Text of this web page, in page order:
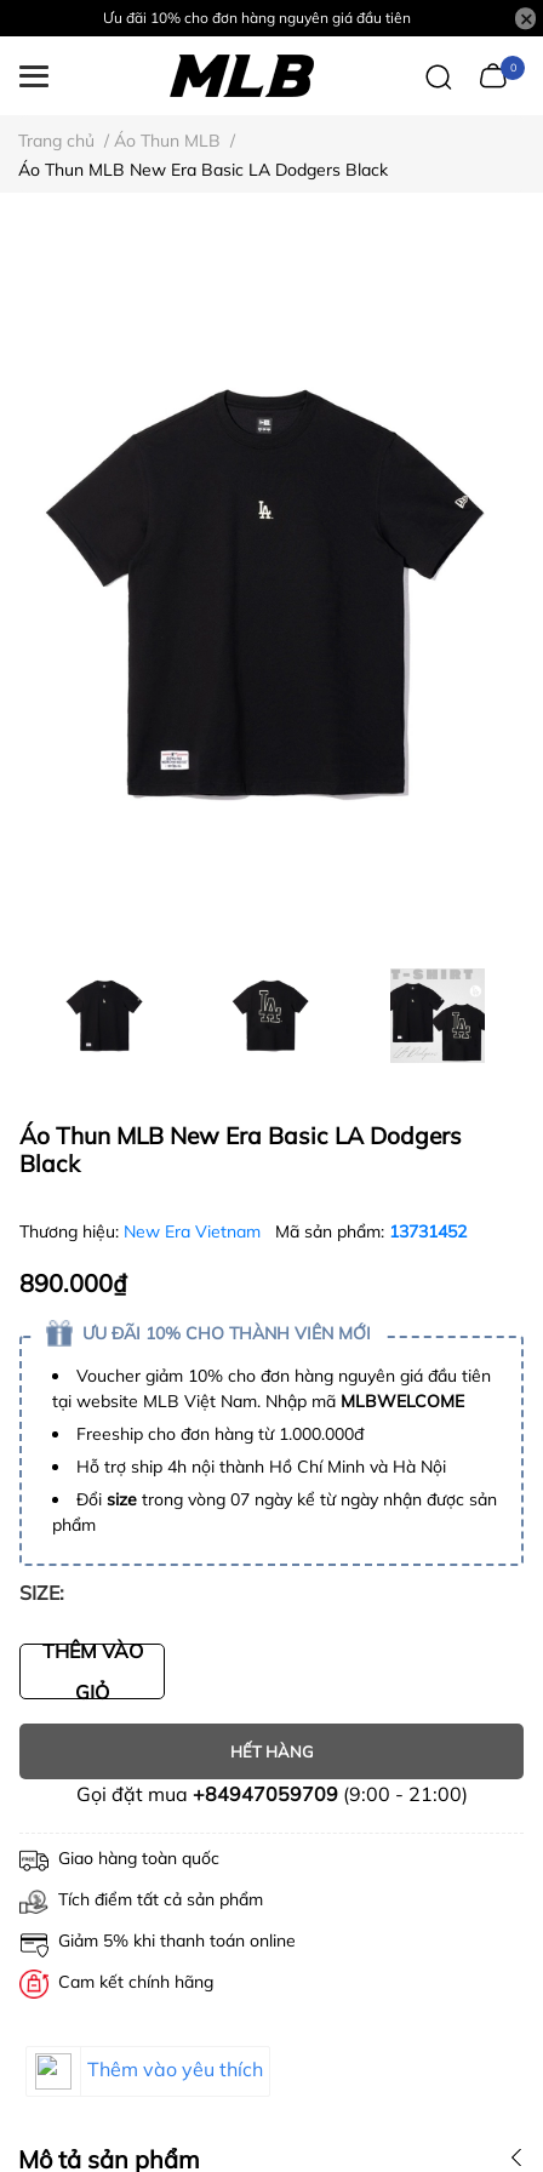
Ưu đãi 10% cho đơn hàng nguyên giá đầu tiên
0
Trang chủ / Áo Thun MLB /
Áo Thun MLB New Era Basic LA Dodgers Black
Áo Thun MLB New Era Basic LA Dodgers
Black
Thương hiệu: New Era Vietnam Mã sản phẩm: 13731452
890.000₫
ƯU ĐÃI 10% CHO THÀNH VIÊN MỚI
Voucher giảm 10% cho đơn hàng nguyên giá đầu tiên
tại website MLB Việt Nam. Nhập mã MLBWELCOME
Freeship cho đơn hàng từ 1.000.000đ
Hỗ trợ ship 4h nội thành Hồ Chí Minh và Hà Nội
Đổi size trong vòng 07 ngày kể từ ngày nhận được sản
phẩm
SIZE:
THÊM VÀO
GIỎ
HẾT HÀNG
Gọi đặt mua +84947059709(9:00 - 21:00)
Giao hàng toàn quốc
Tích điểm tất cả sản phẩm
Giảm 5% khi thanh toán online
Cam kết chính hãng
Thêm vào yêu thích
Mô tả sản phẩm